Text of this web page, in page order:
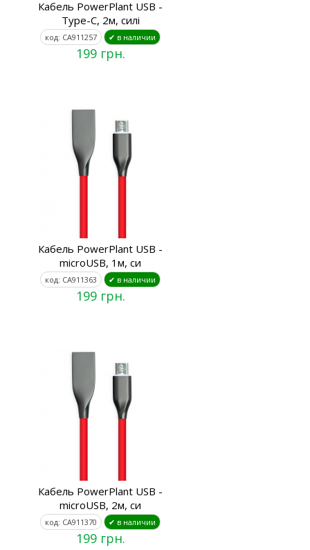
Кабель PowerPlant USB -
Type-C, 2м, силі
код: CA911257 ✔ в наличии
199 грн.
Кабель PowerPlant USB -
microUSB, 1м, си
код: CA911363 ✔ в наличии
199 грн.
Кабель PowerPlant USB -
microUSB, 2м, си
код: CA911370 ✔ в наличии
199 грн.